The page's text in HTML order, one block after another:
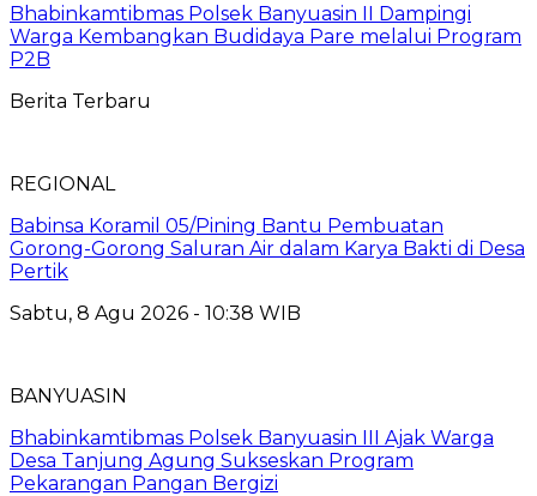
Bhabinkamtibmas Polsek Banyuasin II Dampingi
Warga Kembangkan Budidaya Pare melalui Program
P2B
Berita Terbaru
REGIONAL
Babinsa Koramil 05/Pining Bantu Pembuatan
Gorong-Gorong Saluran Air dalam Karya Bakti di Desa
Pertik
Sabtu, 8 Agu 2026 - 10:38 WIB
BANYUASIN
Bhabinkamtibmas Polsek Banyuasin III Ajak Warga
Desa Tanjung Agung Sukseskan Program
Pekarangan Pangan Bergizi